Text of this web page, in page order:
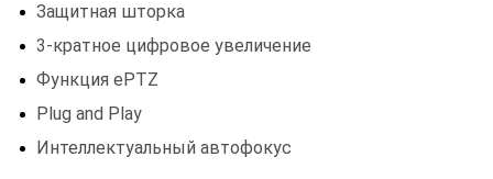
Защитная шторка
3-кратное цифровое увеличение
Функция ePTZ
Plug and Play
Интеллектуальный автофокус